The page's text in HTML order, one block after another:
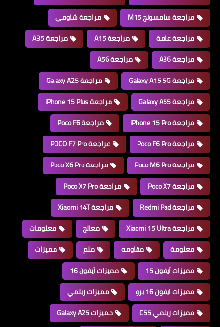
مراجعة سامسونج M15
مراجعة شاومي
مراجعة عامة
مراجعة A15
مراجعة A35
مراجعة A36
مراجعة A56
مراجعة Galaxy A15 5G
مراجعة Galaxy A25
مراجعة Galaxy A55
مراجعة iPhone 15 Plus
مراجعة iPhone 15 Pro
مراجعة Poco F6
مراجعة Poco F6 Pro
مراجعة POCO F7 Pro
مراجعة Poco M6 Pro
مراجعة Poco X6 Pro
مراجعة Poco X7
مراجعة Poco X7 Pro
مراجعة Redmi Pad
مراجعة Xiaomi 14T
مراجعة Xiaomi 15 Ultra
معالج
معلومات
معلومة
مقاومه ملم
مميزات
مميزات آيفون 15
مميزات آيفون 16
مميزات ايفون 16 برو
مميزات ريلمي
مميزات ريلمي C55
مميزات Galaxy A25